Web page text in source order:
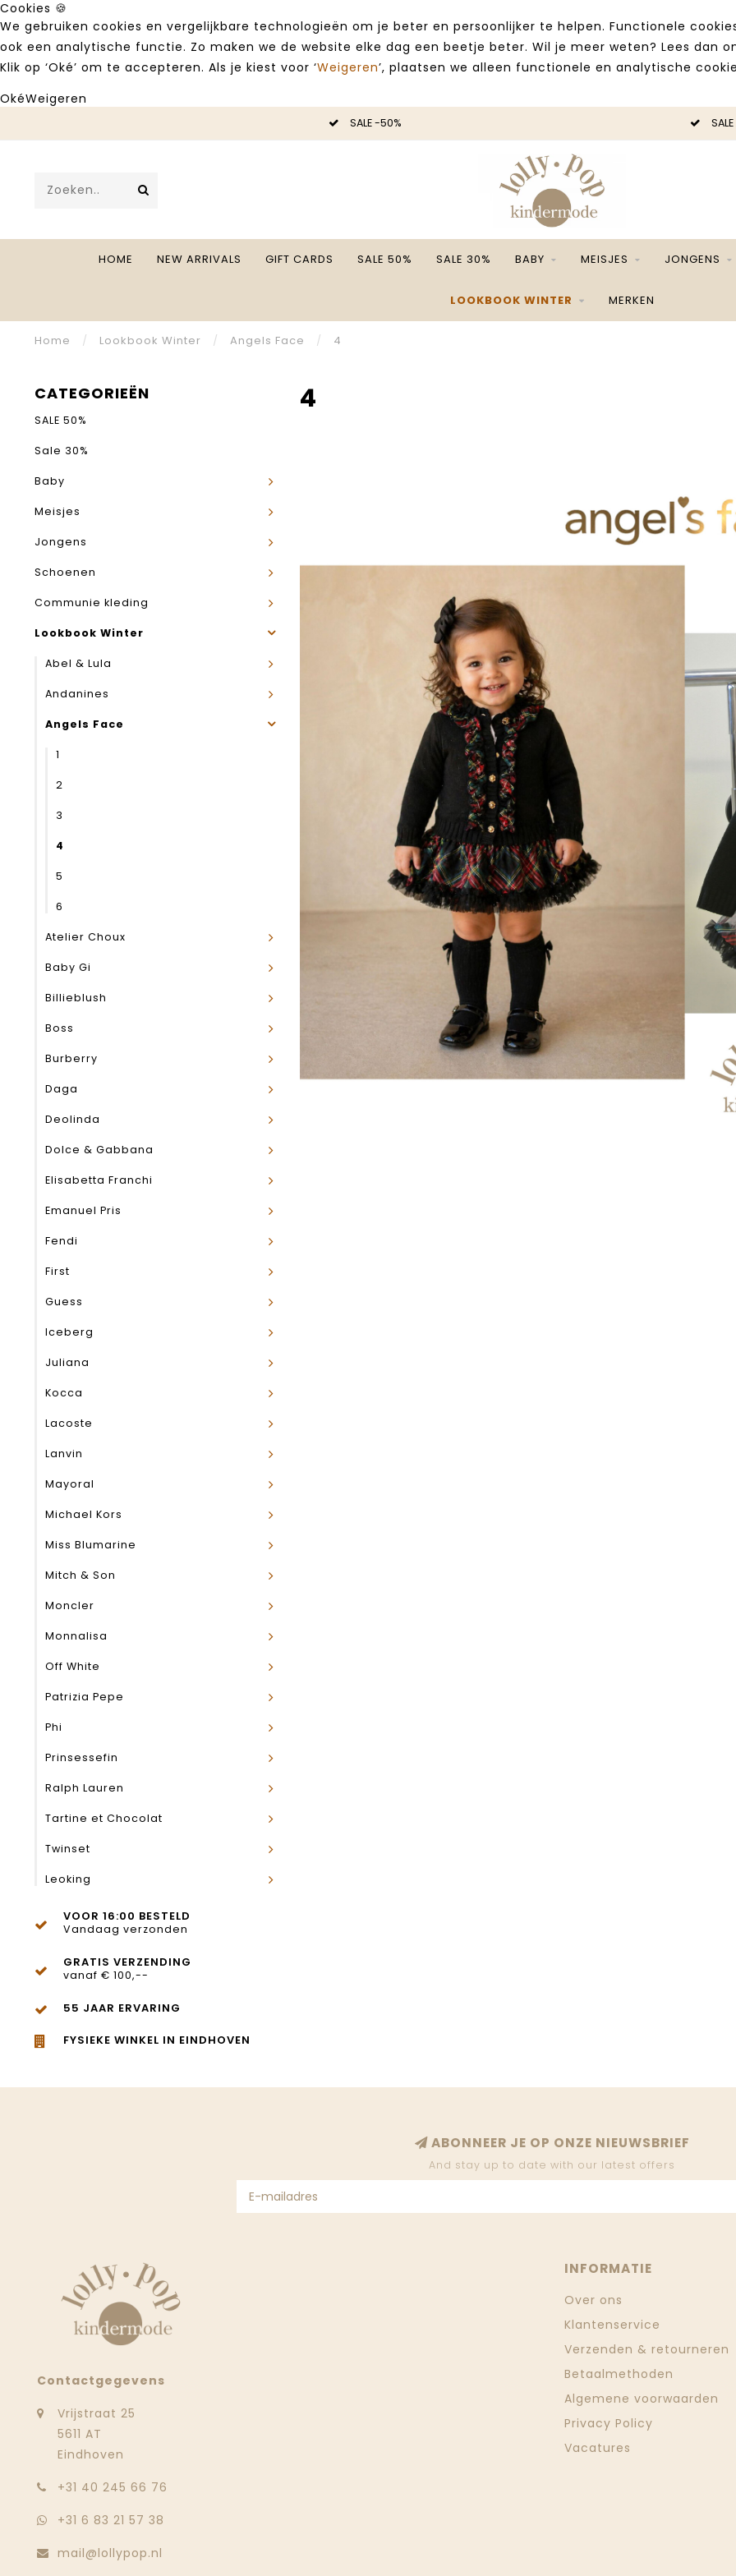
Cookies 🍪
We gebruiken cookies en vergelijkbare technologieën om je beter en persoonlijker te helpen. Functionele
ook een analytische functie. Zo maken we de website elke dag een beetje beter. Wil je meer weten? Lees dan
Klik op ‘Oké’ om te accepteren. Als je kiest voor ‘Weigeren’, plaatsen we alleen functionele en analytische
OkéWeigeren
SALE -50%
HOME NEW ARRIVALS GIFT CARDS SALE 50% SALE 30% BABY MEISJES JONGENS
LOOKBOOK WINTER MERKEN
Home / Lookbook Winter / Angels Face / 4
CATEGORIEËN
SALE 50%
Sale 30%
Baby
Meisjes
Jongens
Schoenen
Communie kleding
Lookbook Winter
Abel & Lula
Andanines
Angels Face
1
2
3
4
5
6
Atelier Choux
Baby Gi
Billieblush
Boss
Burberry
Daga
Deolinda
Dolce & Gabbana
Elisabetta Franchi
Emanuel Pris
Fendi
First
Guess
Iceberg
Juliana
Kocca
Lacoste
Lanvin
Mayoral
Michael Kors
Miss Blumarine
Mitch & Son
Moncler
Monnalisa
Off White
Patrizia Pepe
Phi
Prinsessefin
Ralph Lauren
Tartine et Chocolat
Twinset
Leoking
VOOR 16:00 BESTELD
Vandaag verzonden
GRATIS VERZENDING
vanaf € 100,--
55 JAAR ERVARING
FYSIEKE WINKEL IN EINDHOVEN
4
ABONNEER JE OP ONZE NIEUWSBRIEF
And stay up to date with our latest offers
Contactgegevens
Vrijstraat 25
5611 AT
Eindhoven
‭+31 40 245 66 76
+31 6 83 21 57 38
mail@lollypop.nl
INFORMATIE
Over ons
Klantenservice
Verzenden & retourneren
Betaalmethoden
Algemene voorwaarden
Privacy Policy
Vacatures